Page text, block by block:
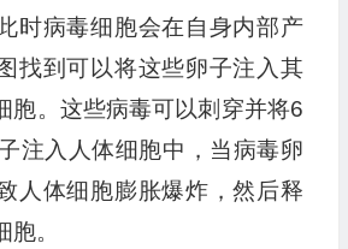
时病毒细胞会在自身内部产
找到可以将这些卵子注入其
胞。这些病毒可以刺穿并将6
注入人体细胞中，当病毒卵
人体细胞膨胀爆炸，然后释
。